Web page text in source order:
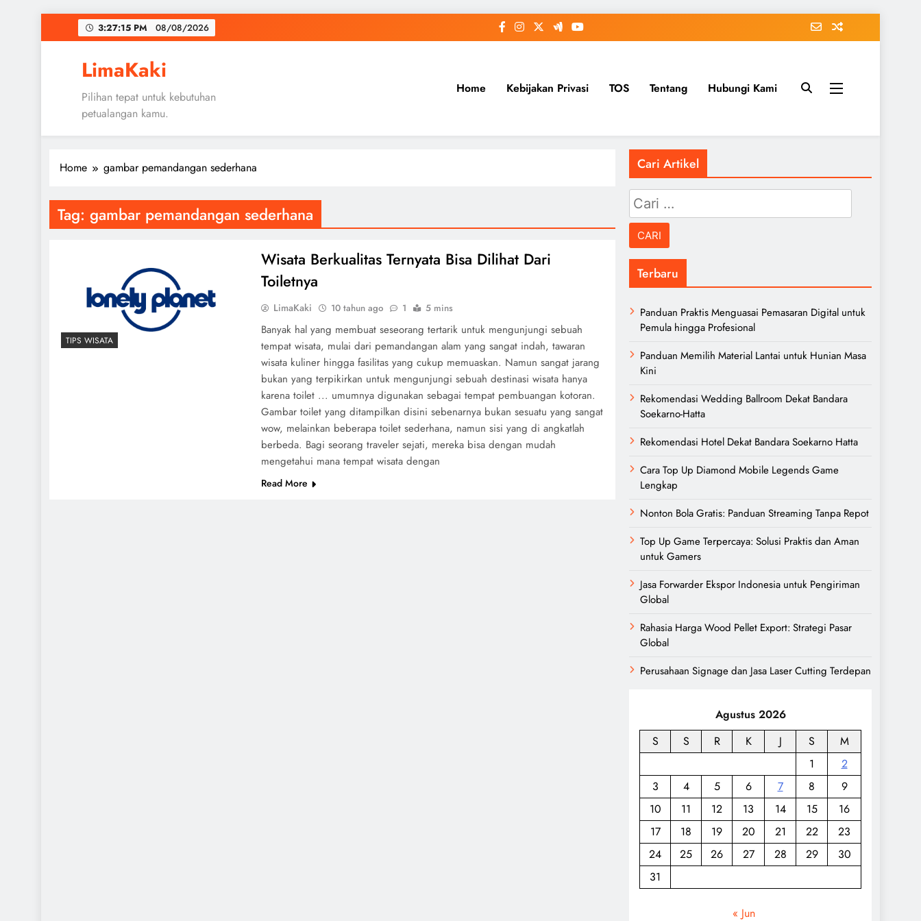
to
3:27:15 PM 08/08/2026
LimaKaki
Pilihan tepat untuk kebutuhan
petualangan kamu.
Home Kebijakan Privasi TOS Tentang Hubungi Kami
Home gambar pemandangan sederhana
Tag: gambar pemandangan sederhana
TIPS WISATA
Wisata Berkualitas Ternyata Bisa Dilihat Dari
Toiletnya
LimaKaki 10 tahun ago 1 5 mins
Banyak hal yang membuat seseorang tertarik untuk mengunjungi sebuah
tempat wisata, mulai dari pemandangan alam yang sangat indah, tawaran
wisata kuliner hingga fasilitas yang cukup memuaskan. Namun sangat jarang
bukan yang terpikirkan untuk mengunjungi sebuah destinasi wisata hanya
karena toilet ... umumnya digunakan sebagai tempat pembuangan kotoran.
Gambar toilet yang ditampilkan disini sebenarnya bukan sesuatu yang sangat
wow, melainkan beberapa toilet sederhana, namun sisi yang di angkatlah
berbeda. Bagi seorang traveler sejati, mereka bisa dengan mudah
mengetahui mana tempat wisata dengan
Read More
Cari Artikel
Cari
untuk:
Terbaru
Panduan Praktis Menguasai Pemasaran Digital untuk
Pemula hingga Profesional
Panduan Memilih Material Lantai untuk Hunian Masa
Kini
Rekomendasi Wedding Ballroom Dekat Bandara
Soekarno-Hatta
Rekomendasi Hotel Dekat Bandara Soekarno Hatta
Cara Top Up Diamond Mobile Legends Game
Lengkap
Nonton Bola Gratis: Panduan Streaming Tanpa Repot
Top Up Game Terpercaya: Solusi Praktis dan Aman
untuk Gamers
Jasa Forwarder Ekspor Indonesia untuk Pengiriman
Global
Rahasia Harga Wood Pellet Export: Strategi Pasar
Global
Perusahaan Signage dan Jasa Laser Cutting Terdepan
Agustus 2026
S
S R K J S
M
1
2
3
4 5 6 7 8
9
10
11 12 13 14 15
16
17
18 19 20 21 22
23
24
25 26 27 28 29
30
31
« Jun